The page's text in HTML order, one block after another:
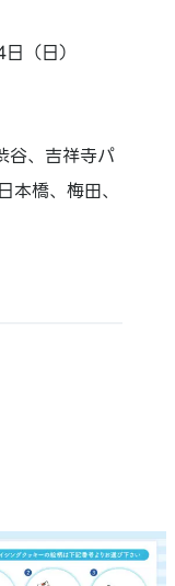
（日）
谷、吉祥寺パ
橋、梅田、